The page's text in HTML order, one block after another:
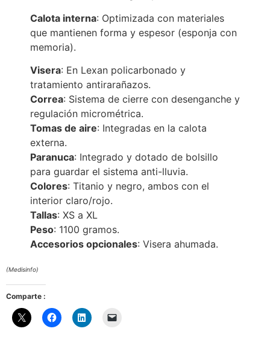
Calota interna: Optimizada con materiales
que mantienen forma y espesor (esponja con
memoria).
Visera: En Lexan policarbonado y
tratamiento antirarañazos.
Correa: Sistema de cierre con desenganche y
regulación micrométrica.
Tomas de aire: Integradas en la calota
externa.
Paranuca: Integrado y dotado de bolsillo
para guardar el sistema anti-lluvia.
Colores: Titanio y negro, ambos con el
interior claro/rojo.
Tallas: XS a XL
Peso: 1100 gramos.
Accesorios opcionales: Visera ahumada.
(Medisinfo)
Comparte :